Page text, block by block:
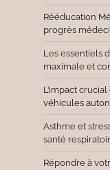
Rééducation
progrès
Les essentiels
maximale et
L’impact
véhicules
Asthme et
santé
Répondre à